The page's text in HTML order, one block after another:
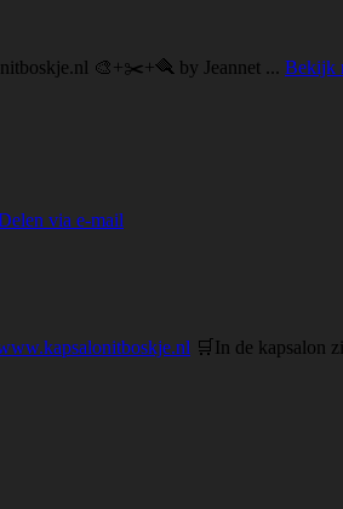
🎨+✂️+🪮 by Jeannet ... Bekijk
via e-mail
🛒 In de kapsalon